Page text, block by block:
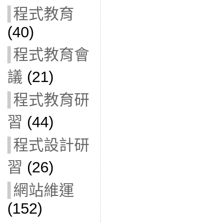
程式教育
(40)
程式教育會
議 (21)
程式教育研
習 (44)
程式設計研
習 (26)
網站維運
(152)